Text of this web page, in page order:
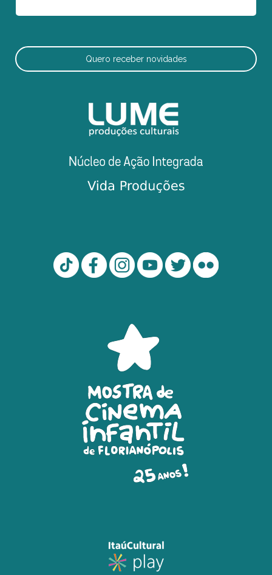
Quero receber novidades